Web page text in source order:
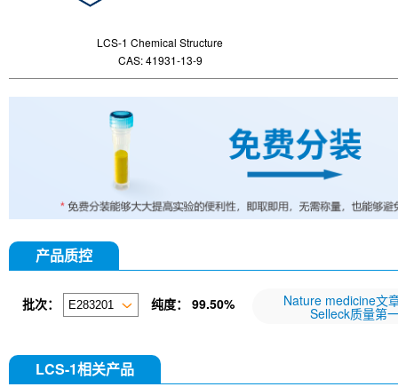
LCS-1 Chemical Structure
CAS: 41931-13-9
产品质控
批次： 纯度： 99.50% Nature medicine文
Selleck质量第
LCS-1相关产品